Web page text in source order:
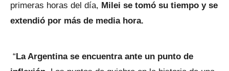
primeras horas del día, Milei se tomó su tiempo y se
extendió por más de media hora.
“La Argentina se encuentra ante un punto de